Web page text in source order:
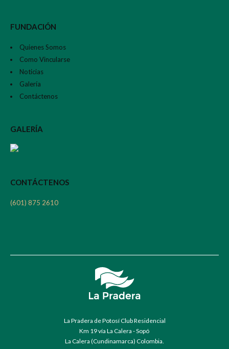
FUNDACIÓN
Quienes Somos
Como Vincularse
Noticias
Galería
Contáctenos
GALERÍA
CONTÁCTENOS
(601) 875 2610
La Pradera de Potosí Club Residencial
Km 19 vía La Calera - Sopó
La Calera (Cundinamarca) Colombia.